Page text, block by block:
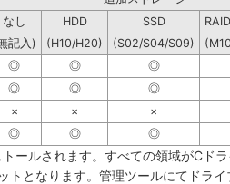
なし HDD SSD
記入)
(H10/H20) (S02/S04/S09)
◎ ◎
◎
◎ ◎
◎
× ×
×
◎ ◎ ◎
ールされます。すべての領域がCド
トとなります。管理ツールにてドラ